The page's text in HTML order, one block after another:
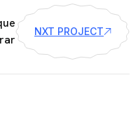
NXT PROJECT